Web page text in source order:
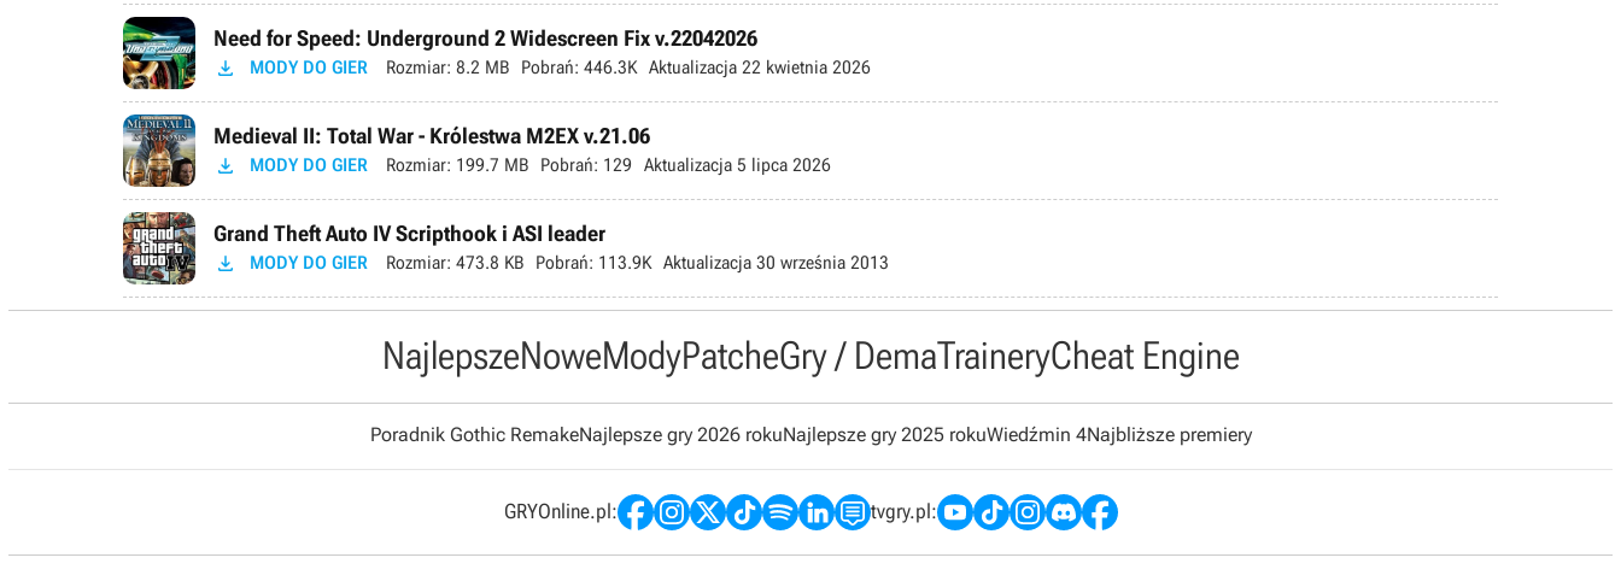
Need for Speed: Underground 2 Widescreen Fix v.22042026
 MODY DO GIER Rozmiar: 8.2 MB Pobrań: 446.3K Aktualizacja 22 kwietnia 2026
Medieval II: Total War - Królestwa M2EX v.21.06
 MODY DO GIER Rozmiar: 199.7 MB Pobrań: 129 Aktualizacja 5 lipca 2026
Grand Theft Auto IV Scripthook i ASI leader
 MODY DO GIER Rozmiar: 473.8 KB Pobrań: 113.9K Aktualizacja 30 września 2013
NajlepszeNoweModyPatcheGry / DemaTraineryCheat Engine
Poradnik Gothic RemakeNajlepsze gry 2026 rokuNajlepsze gry 2025 rokuWiedźmin 4Najbliższe premiery
GRYOnline.pl: tvgry.pl: